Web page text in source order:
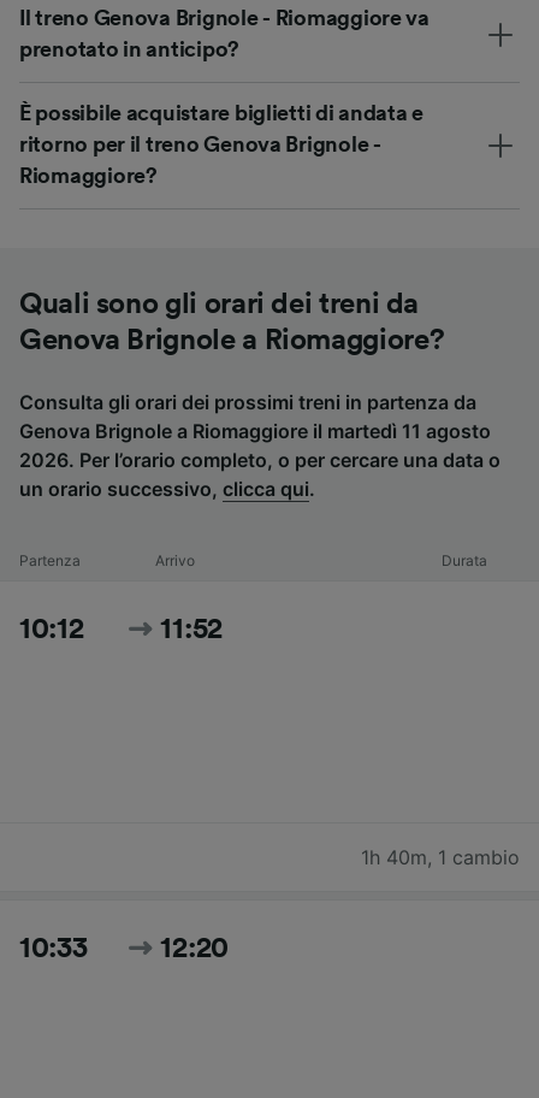
Il treno Genova Brignole - Riomaggiore va
prenotato in anticipo?
È possibile acquistare biglietti di andata e
ritorno per il treno Genova Brignole -
Riomaggiore?
Quali sono gli orari dei treni da
Genova Brignole a Riomaggiore?
Consulta gli orari dei prossimi treni in partenza da
Genova Brignole a Riomaggiore il martedì 11 agosto
2026. Per l’orario completo, o per cercare una data o
un orario successivo, clicca qui.
Partenza Arrivo Durata
10:12 11:52
1h 40m, 1 cambio
10:33 12:20